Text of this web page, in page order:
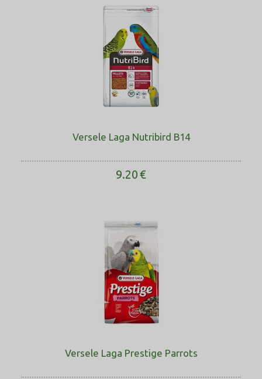
Versele Laga Nutribird B14
9.20€
Versele Laga Prestige Parrots